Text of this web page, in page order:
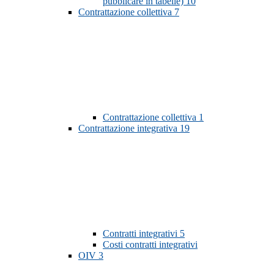
Contrattazione collettiva 7
Contrattazione collettiva 1
Contrattazione integrativa 19
Contratti integrativi 5
Costi contratti integrativi
OIV 3